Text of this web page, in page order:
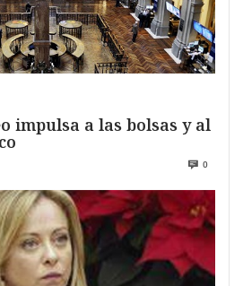
impulsa a las bolsas y al
0